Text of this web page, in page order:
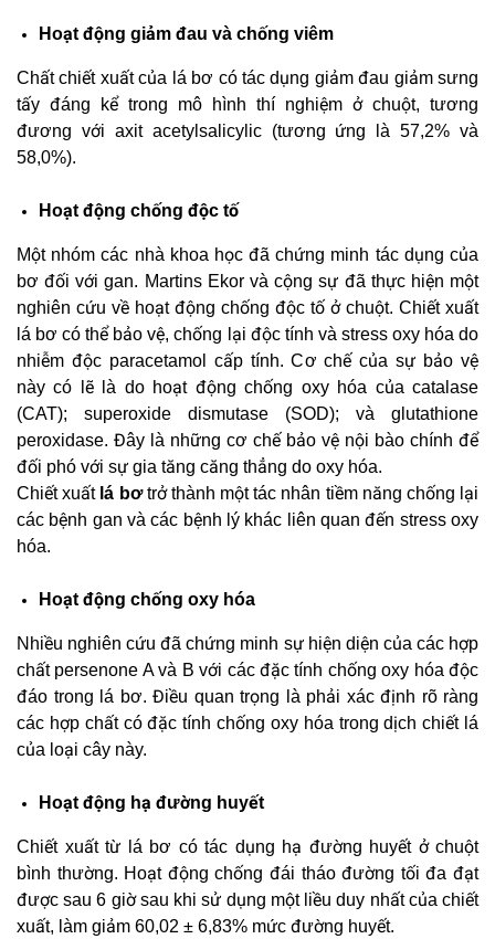
Hoạt động giảm đau và chống viêm
Chất chiết xuất của lá bơ có tác dụng giảm đau giảm sưng
tấy đáng kể trong mô hình thí nghiệm ở chuột, tương
đương với axit acetylsalicylic (tương ứng là 57,2% và
58,0%).
Hoạt động chống độc tố
Một nhóm các nhà khoa học đã chứng minh tác dụng của
bơ đối với gan. Martins Ekor và cộng sự đã thực hiện một
nghiên cứu về hoạt động chống độc tố ở chuột. Chiết xuất
lá bơ có thể bảo vệ, chống lại độc tính và stress oxy hóa do
nhiễm độc paracetamol cấp tính. Cơ chế của sự bảo vệ
này có lẽ là do hoạt động chống oxy hóa của catalase
(CAT); superoxide dismutase (SOD); và glutathione
peroxidase. Đây là những cơ chế bảo vệ nội bào chính để
đối phó với sự gia tăng căng thẳng do oxy hóa.
Chiết xuất lá bơtrở thành một tác nhân tiềm năng chống lại
các bệnh gan và các bệnh lý khác liên quan đến stress oxy
hóa.
Hoạt động chống oxy hóa
Nhiều nghiên cứu đã chứng minh sự hiện diện của các hợp
chất persenone A và B với các đặc tính chống oxy hóa độc
đáo trong lá bơ. Điều quan trọng là phải xác định rõ ràng
các hợp chất có đặc tính chống oxy hóa trong dịch chiết lá
của loại cây này.
Hoạt động hạ đường huyết
Chiết xuất từ ​​lá bơ có tác dụng hạ đường huyết ở chuột
bình thường. Hoạt động chống đái tháo đường tối đa đạt
được sau 6 giờ sau khi sử dụng một liều duy nhất của chiết
xuất, làm giảm 60,02 ± 6,83% mức đường huyết.